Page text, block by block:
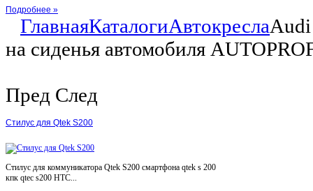
Подробнее »
ГлавнаяКаталогиАвтокресла
на сиденья автомобиля
Пред След
Стилус для Qtek S200
Стилус для коммуникатора Qtek S200 смартфона qtek s 200
кпк qtec s200 HTC...